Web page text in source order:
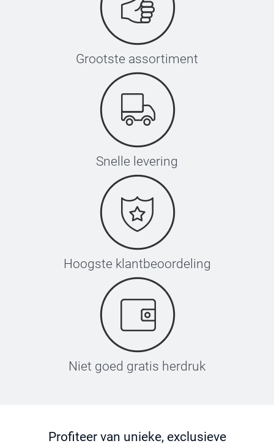
hef vervolgens het strijkijzer voorzichtig omhoog.
Herhaal dit 3 keer.
Laat het label afkoelen en verwijder het transferpapier
Wacht vervolgens 8 uur na het aanbrengen met wassen
Grootste assortiment
Snelle levering
Hoogste klantbeoordeling
Niet goed gratis herdruk
Profiteer van unieke, exclusieve